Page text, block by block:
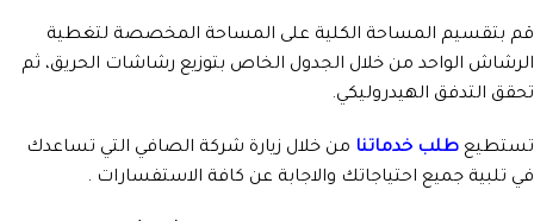
قم بتقسيم المساحة الكلية على المساحة المخصصة لتغطية
الرشاش الواحد من خلال الجدول الخاص بتوزيع رشاشات الحريق، ثم
تحقق التدفق الهيدروليكي.
تستطيع طلب خدماتنا من خلال زيارة شركة الصافي التي تساعدك
في تلبية جميع احتياجاتك والاجابة عن كافة الاستفسارات .